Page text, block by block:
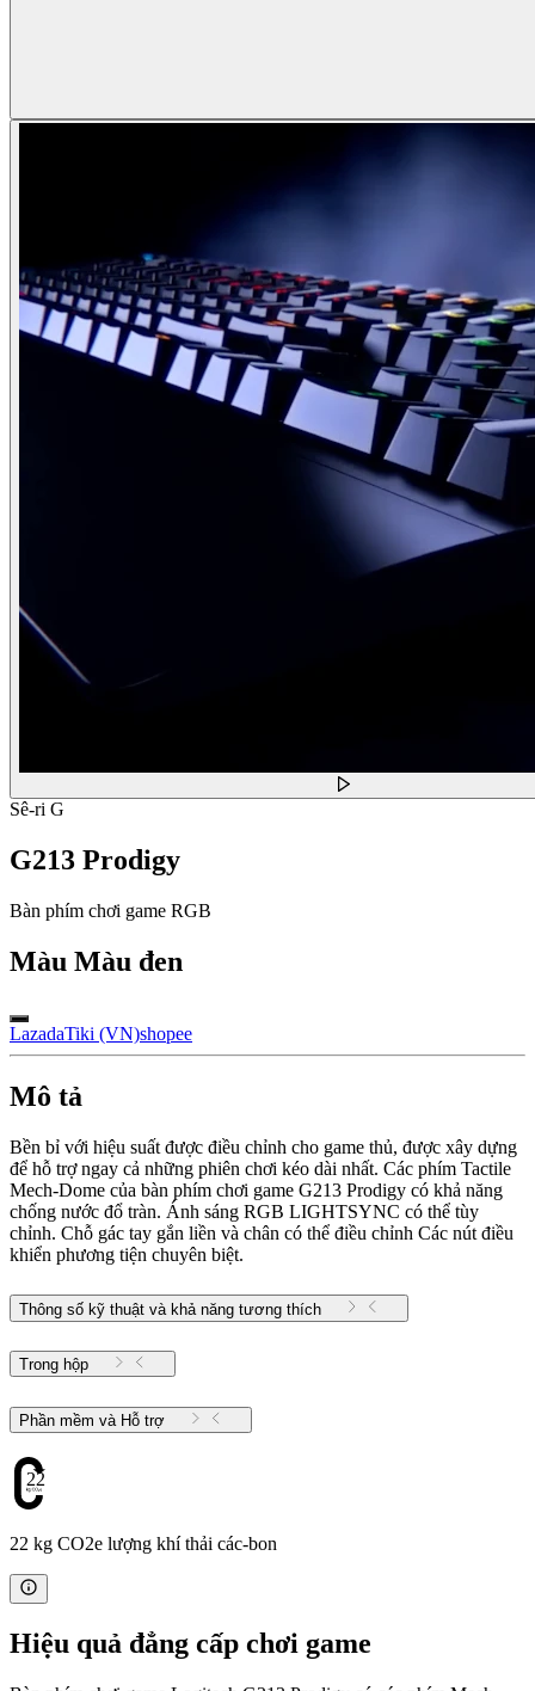
Sê-ri G
G213 Prodigy
Bàn phím chơi game RGB
Màu Màu đen
LazadaTiki (VN)shopee
Mô tả
Bền bỉ với hiệu suất được điều chỉnh cho game thủ, được xây dựng
để hỗ trợ ngay cả những phiên chơi kéo dài nhất. Các phím Tactile
Mech-Dome của bàn phím chơi game G213 Prodigy có khả năng
chống nước đổ tràn. Ánh sáng RGB LIGHTSYNC có thể tùy
chỉnh. Chỗ gác tay gắn liền và chân có thể điều chỉnh Các nút điều
khiển phương tiện chuyên biệt.
Thông số kỹ thuật và khả năng tương thích
Trong hộp
Phần mềm và Hỗ trợ
22
22 kg CO2e lượng khí thải các-bon
Hiệu quả đẳng cấp chơi game